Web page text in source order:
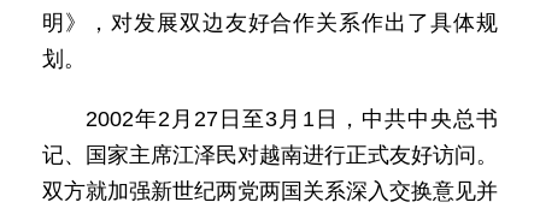
明》，对发展双边友好合作关系作出了具体规
划。
2002年2月27日至3月1日，中共中央总书
记、国家主席江泽民对越南进行正式友好访问。
双方就加强新世纪两党两国关系深入交换意见并